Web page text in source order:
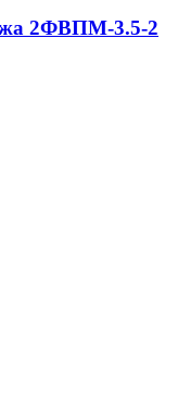
2ФВПМ-3.5-2